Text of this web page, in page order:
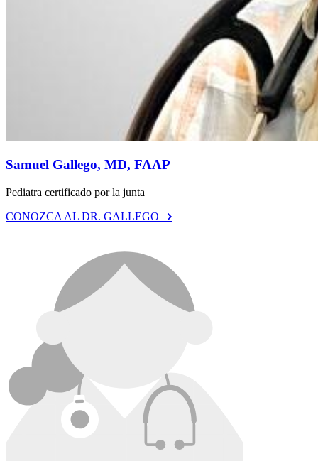
Samuel Gallego, MD, FAAP
Pediatra certificado por la junta
CONOZCA AL DR. GALLEGO